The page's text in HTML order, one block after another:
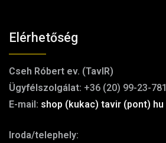
Elérhetőség
Cseh Róbert ev. (TavIR)
Ügyfélszolgálat: +36 (20) 99-23-781
E-mail: shop (kukac) tavir (pont) hu
Iroda/telephely: